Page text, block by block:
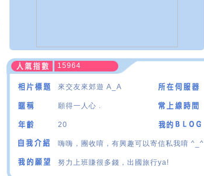
15964
來交友來郊遊 A_A
願得一人心﹒
20
嗨嗨，團收唷，有興趣可以寄信私我唷 ^_^
努力上班賺很多錢，出國旅行ya!